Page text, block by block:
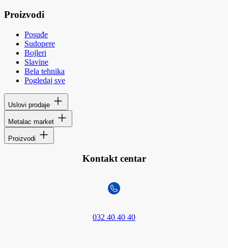
Proizvodi
Posuđe
Sudopere
Bojleri
Slavine
Bela tehnika
Pogledaj sve
Uslovi prodaje
Metalac market
Proizvodi
Kontakt centar
032 40 40 40